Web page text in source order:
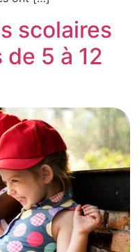
scolaires
5 à 12